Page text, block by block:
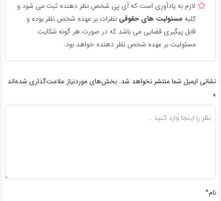
لازم به یادآوری است که آی پی شخص نظر دهنده ثبت می شود و
کلیه مسئولیت های حقوقی نظرات بر عهده شخص نظر بوده و
قابل پیگیری قضایی می باشد که در صورت هر گونه شکایت
مسئولیت بر عهده شخص نظر دهنده خواهد بود.
نشانی ایمیل شما منتشر نخواهد شد. بخش‌های موردنیاز علامت‌گذاری شده‌اند
*
نام*